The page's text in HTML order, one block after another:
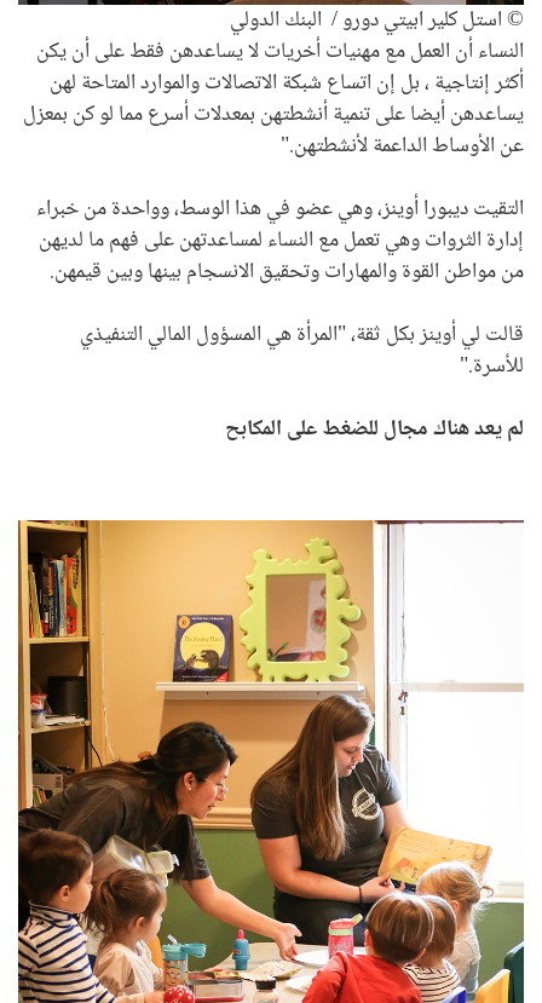
© استل كلير ابيتي دورو / البنك الدولي
النساء أن العمل مع مهنيات أخريات لا يساعدهن فقط على أن يكن
أكثر إنتاجية ، بل إن اتساع شبكة الاتصالات والموارد المتاحة لهن
يساعدهن أيضا على تنمية أنشطتهن بمعدلات أسرع مما لو كن بمعزل
عن الأوساط الداعمة لأنشطتهن."
التقيت ديبورا أوينز، وهي عضو في هذا الوسط، وواحدة من خبراء
إدارة الثروات وهي تعمل مع النساء لمساعدتهن على فهم ما لديهن
من مواطن القوة والمهارات وتحقيق الانسجام بينها وبين قيمهن.
قالت لي أوينز بكل ثقة، "المرأة هي المسؤول المالي التنفيذي
للأسرة."
لم يعد هناك مجال للضغط على المكابح